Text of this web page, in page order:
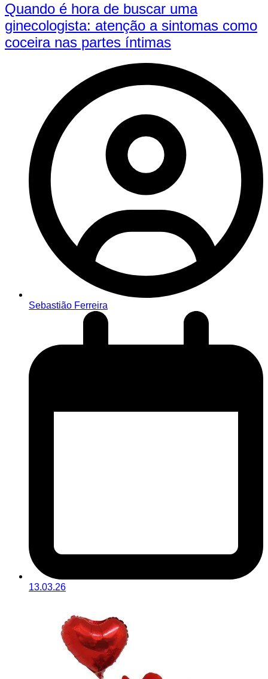
Quando é hora de buscar uma
ginecologista: atenção a sintomas como
coceira nas partes íntimas
Sebastião Ferreira
13.03.26